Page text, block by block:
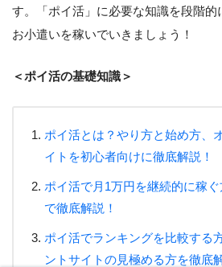
す。「ポイ活」に必要な知識を段階的
お小遣いを稼いでいきましょう！
＜ポイ活の基礎知識＞
ポイ活とは？やり方と始め方、
イトを初心者向けに徹底解説！
ポイ活で月1万円を継続的に稼
で徹底解説！
ポイ活でランキングを比較する
ントサイトの見極める方を徹底